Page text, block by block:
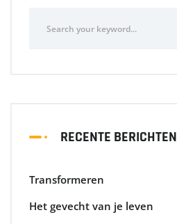
RECENTE BERICHTEN
Transformeren
Het gevecht van je leven